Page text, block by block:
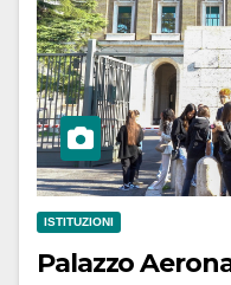
ISTITUZIONI
Palazzo